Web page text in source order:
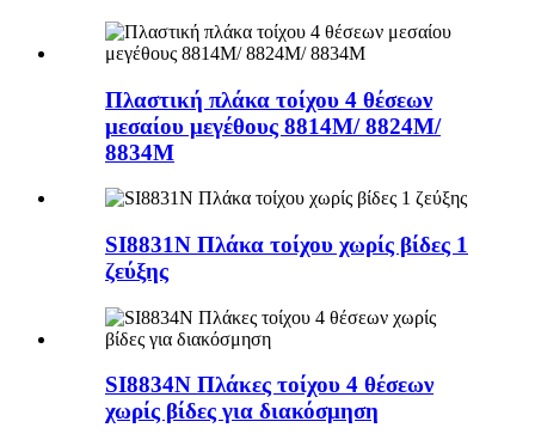
Πλαστική πλάκα τοίχου 4 θέσεων
μεσαίου μεγέθους 8814M/ 8824M/
8834M
SI8831N Πλάκα τοίχου χωρίς βίδες 1
ζεύξης
SI8834N Πλάκες τοίχου 4 θέσεων
χωρίς βίδες για διακόσμηση